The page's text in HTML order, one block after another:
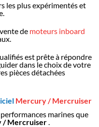
les plus expérimentés et
de moteurs inboard
est prête à répondre
dans le choix de votre
pièces détachées
Mercury / Mercruiser
marines que
/ Mercruiser